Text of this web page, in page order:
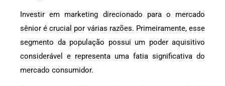
Investir em marketing direcionado para o mercado
sênior é crucial por várias razões. Primeiramente, esse
segmento da população possui um poder aquisitivo
considerável e representa uma fatia significativa do
mercado consumidor.